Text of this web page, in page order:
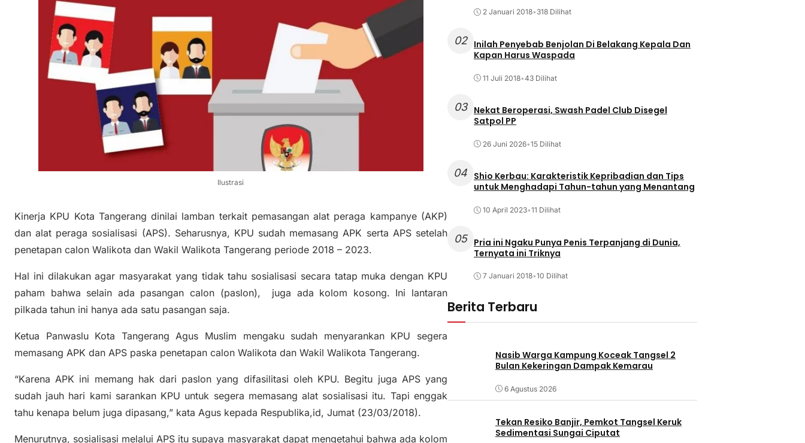
Ilustrasi
Kinerja KPU Kota Tangerang dinilai lamban terkait pemasangan alat peraga kampanye (AKP)
dan alat peraga sosialisasi (APS). Seharusnya, KPU sudah memasang APK serta APS setelah
penetapan calon Walikota dan Wakil Walikota Tangerang periode 2018 – 2023.
Hal ini dilakukan agar masyarakat yang tidak tahu sosialisasi secara tatap muka dengan KPU
paham bahwa selain ada pasangan calon (paslon), juga ada kolom kosong. Ini lantaran
pilkada tahun ini hanya ada satu pasangan saja.
Ketua Panwaslu Kota Tangerang Agus Muslim mengaku sudah menyarankan KPU segera
memasang APK dan APS paska penetapan calon Walikota dan Wakil Walikota Tangerang.
“Karena APK ini memang hak dari paslon yang difasilitasi oleh KPU. Begitu juga APS yang
sudah jauh hari kami sarankan KPU untuk segera memasang alat sosialisasi itu. Tapi enggak
tahu kenapa belum juga dipasang,” kata Agus kepada Respublika,id, Jumat (23/03/2018).
Menurutnya, sosialisasi melalui APS itu supaya masyarakat dapat mengetahui bahwa ada kolom
2 Januari 2018• 318 Dilihat
02
Inilah Penyebab Benjolan Di Belakang Kepala Dan
Kapan Harus Waspada
11 Juli 2018•43 Dilihat
03
Nekat Beroperasi, Swash Padel Club Disegel
Satpol PP
26 Juni 2026•15 Dilihat
04 Shio Kerbau: Karakteristik Kepribadian dan Tips
untuk Menghadapi Tahun-tahun yang Menantang
10 April 2023•11 Dilihat
05
Pria ini Ngaku Punya Penis Terpanjang di Dunia,
Ternyata ini Triknya
7 Januari 2018•10 Dilihat
Berita Terbaru
Nasib Warga Kampung Koceak Tangsel 2
Bulan Kekeringan Dampak Kemarau
6 Agustus 2026
Tekan Resiko Banjir, Pemkot Tangsel Keruk
Sedimentasi Sungai Ciputat